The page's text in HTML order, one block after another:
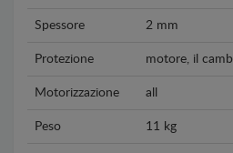
Spessore 2 mm
Protezione motore, il
Motorizzazione all
Peso 11 kg